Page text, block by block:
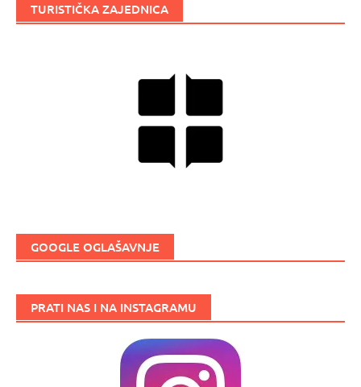
TURISTIČKA ZAJEDNICA
GOOGLE OGLAŠAVNJE
PRATI NAS I NA INSTAGRAMU